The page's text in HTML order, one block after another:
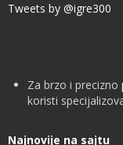
Tweets by @igre300
Za brzo i precizno
koristi
Najnovije na sajtu